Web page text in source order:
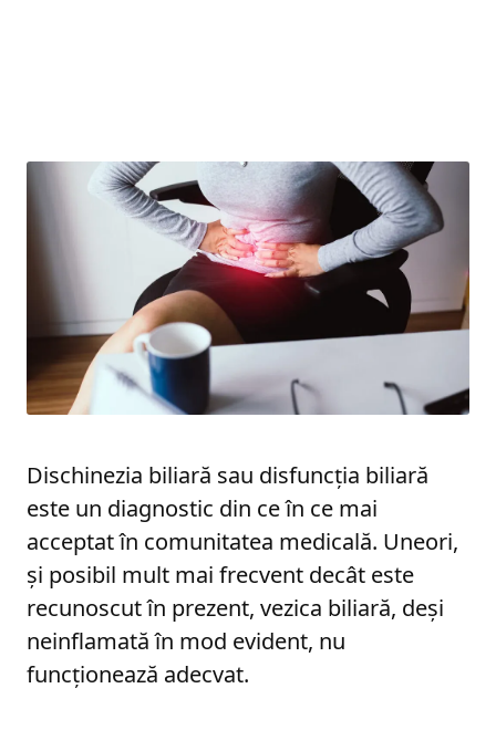
Dischinezia biliară sau disfuncția biliară
este un diagnostic din ce în ce mai
acceptat în comunitatea medicală. Uneori,
și posibil mult mai frecvent decât este
recunoscut în prezent, vezica biliară, deși
neinflamată în mod evident, nu
funcționează adecvat.